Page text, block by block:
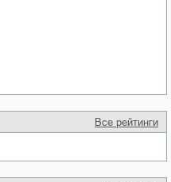
Все рейтинги